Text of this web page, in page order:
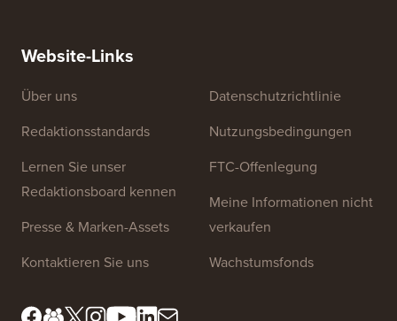
Website-Links
Über uns
Redaktionsstandards
Lernen Sie unser
Datenschutzrichtlinie
Nutzungsbedingungen